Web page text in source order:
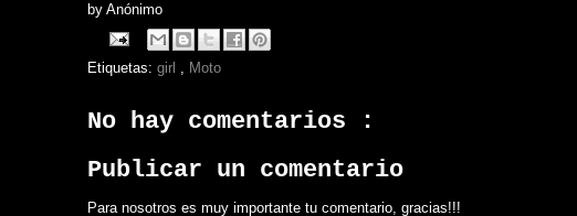
by Anónimo
Etiquetas: girl Moto
No hay comentarios :
Publicar un comentario
Para nosotros es muy importante tu comentario, gracias!!!